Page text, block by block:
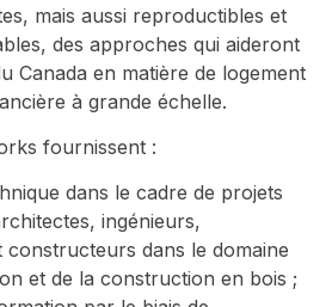
mais aussi reproductibles et
des approches qui aideront
Canada en matière de logement
à grande échelle.
fournissent :
dans le cadre de projets
ingénieurs,
dans le domaine
et de la construction en bois ;